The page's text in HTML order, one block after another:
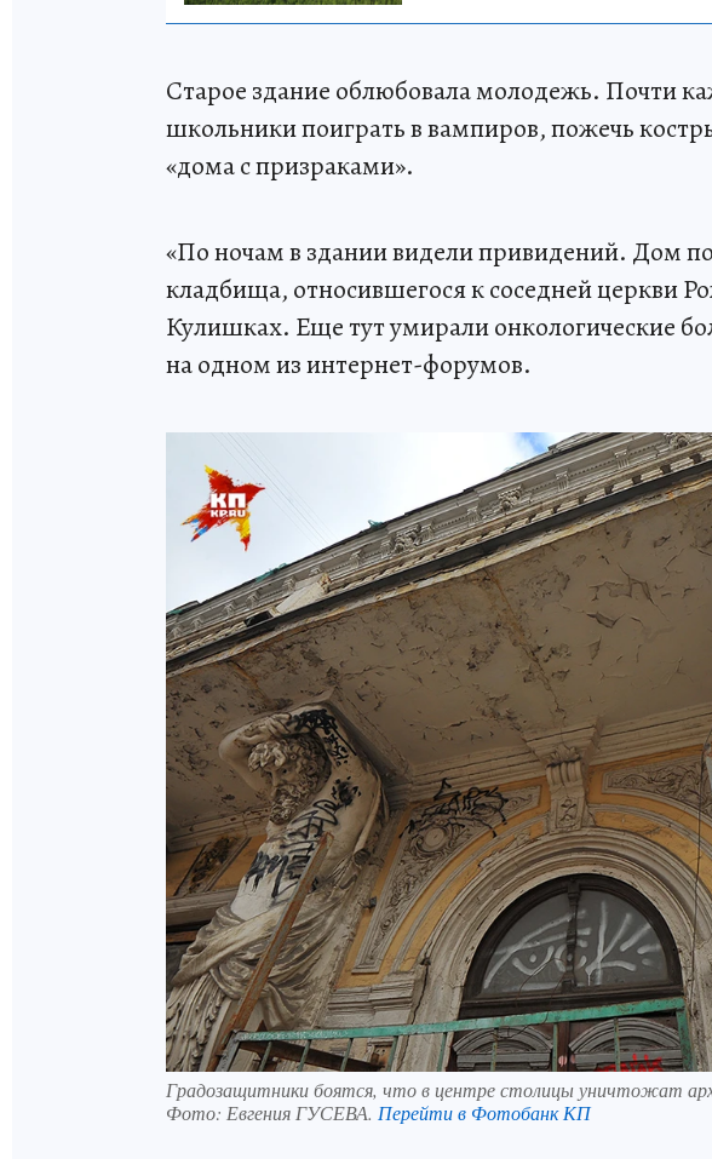
Старое здание облюбовала молодежь. Почти
школьники поиграть в вампиров, пожечь
«дома с призраками».
«По ночам в здании видели привидений. Дом
кладбища, относившегося к соседней церкви
Кулишках. Еще тут умирали онкологические
на одном из интернет-форумов.
Градозащитники боятся, что в центре столицы уничтожат
Фото: Евгения ГУСЕВА. Перейти в Фотобанк КП